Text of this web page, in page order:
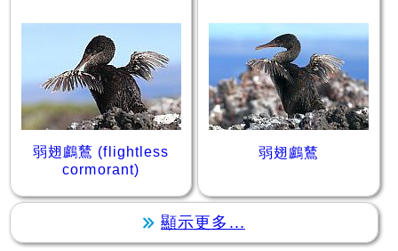
弱翅鸕鶿 (flightless
cormorant)
弱翅鸕鶿
顯示更多...